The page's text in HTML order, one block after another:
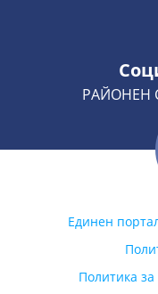
РАЙОНЕН
Единен
Политика